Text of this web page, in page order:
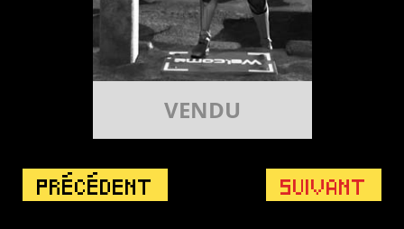
VENDU
PRÉCÉDENT SUIVANT